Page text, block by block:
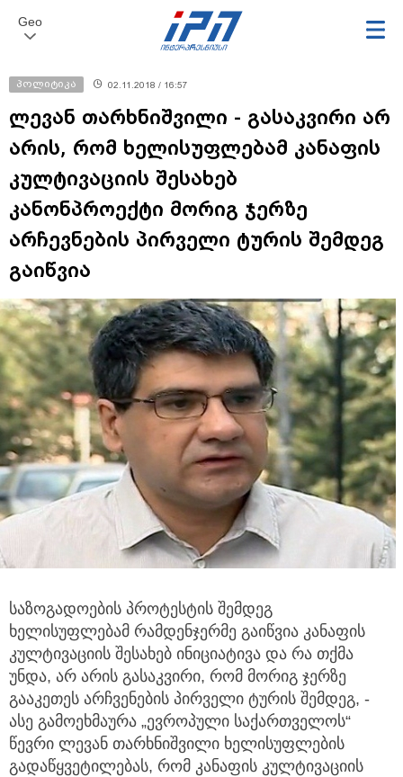
Geo
პოლიტიკა 02.11.2018 / 16:57
ლევან თარხნიშვილი - გასაკვირი არ
არის, რომ ხელისუფლებამ კანაფის
კულტივაციის შესახებ
კანონპროექტი მორიგ ჯერზე
არჩევნების პირველი ტურის შემდეგ
გაიწვია
საზოგადოების პროტესტის შემდეგ
ხელისუფლებამ რამდენჯერმე გაიწვია კანაფის
კულტივაციის შესახებ ინიციატივა და რა თქმა
უნდა, არ არის გასაკვირი, რომ მორიგ ჯერზე
გააკეთეს არჩვენების პირველი ტურის შემდეგ, -
ასე გამოეხმაურა „ევროპული საქართველოს“
წევრი ლევან თარხნიშვილი ხელისუფლების
გადაწყვეტილებას, რომ კანაფის კულტივაციის